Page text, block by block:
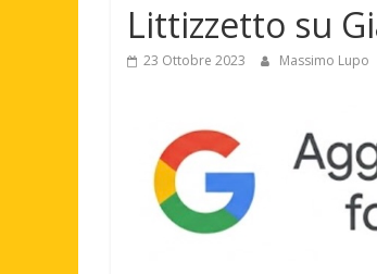
Littizzetto su
23 Ottobre 2023 Massimo Lupo